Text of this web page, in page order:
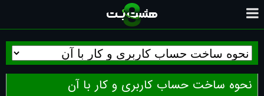
نحوه ساخت حساب کاربری و کار با آن